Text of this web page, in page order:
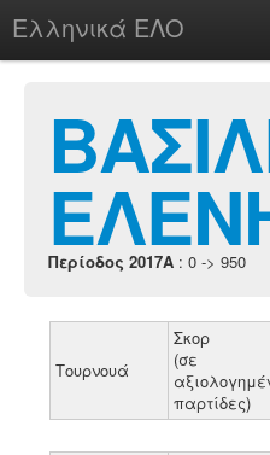
Ελληνικά ΕΛΟ
chesstu.be @ discord
Login
Περίοδος 2017A : 0 -> 950
Τουρνουά
Σκορ
(σε
παρτίδες)